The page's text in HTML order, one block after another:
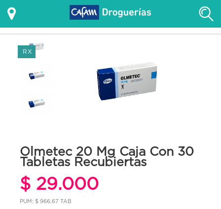
RX
Olmetec 20 Mg Caja Con 30
Tabletas Recubiertas
$ 29.000
PUM: $ 966.67 TAB